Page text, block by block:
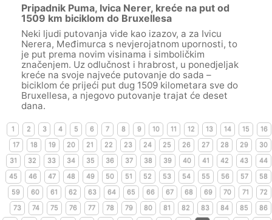
Pripadnik Puma, Ivica Nerer, kreće na put od
1509 km biciklom do Bruxellesa
Neki ljudi putovanja vide kao izazov, a za Ivicu
Nerera, Međimurca s nevjerojatnom upornosti, to
je put prema novim visinama i simboličkim
značenjem. Uz odlučnost i hrabrost, u ponedjeljak
kreće na svoje najveće putovanje do sada –
biciklom će prijeći put dug 1509 kilometara sve do
Bruxellesa, a njegovo putovanje trajat će deset
dana.
1 2 3 4 5 6 7 8 9 10 11 12 13 14 15
16
17
18 19 20 21 22 23 24 25 26 27 28 29
30
31
32 33 34 35 36 37 38 39 40 41 42 43
44
45
46 47 48 49 50 51 52 53 54 55 56 57
58
59
60 61 62 63 64 65 66 67 68 69 70 71
72
73
74 75 76 77 78 79 80 81 82 83 84 85
86